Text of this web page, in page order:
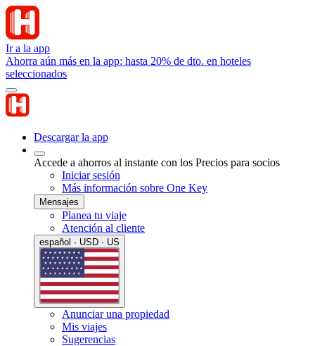
Ir a la app
Ahorra aún más en la app: hasta 20% de dto. en hoteles
seleccionados
Descargar la app
Accede a ahorros al instante con los Precios para socios
Iniciar sesión
Más información sobre One Key
Mensajes
Planea tu viaje
Atención al cliente
español · USD · US
Anunciar una propiedad
Mis viajes
Sugerencias